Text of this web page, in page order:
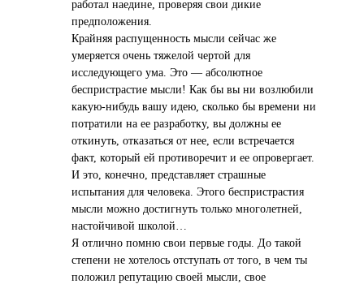
работал наедине, проверяя свои дикие
предположения.
Крайняя распущенность мысли сейчас же
умеряется очень тяжелой чертой для
исследующего ума. Это — абсолютное
беспристрастие мысли! Как бы вы ни возлюбили
какую-нибудь вашу идею, сколько бы времени ни
потратили на ее разработку, вы должны ее
откинуть, отказаться от нее, если встречается
факт, который ей противоречит и ее опровергает.
И это, конечно, представляет страшные
испытания для человека. Этого беспристрастия
мысли можно достигнуть только многолетней,
настойчивой школой…
Я отлично помню свои первые годы. До такой
степени не хотелось отступать от того, в чем ты
положил репутацию своей мысли, свое